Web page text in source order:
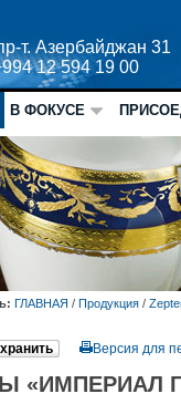
т. Азербайджан 31
12 594 19 00
В ФОКУСЕ
ГЛАВНАЯ / Продукция /
Версия для
«ИМПЕРИАЛ